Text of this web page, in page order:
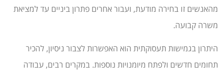
מהאנשים זו בחירה מודעת, ועבור אחרים פתרון ביניים עד למציאת
משרה קבועה.
היתרון בגמישות תעסוקתית הוא האפשרות לצבור ניסיון, להכיר
תחומים חדשים ולפתח מיומנויות נוספות. במקרים רבים, עבודה